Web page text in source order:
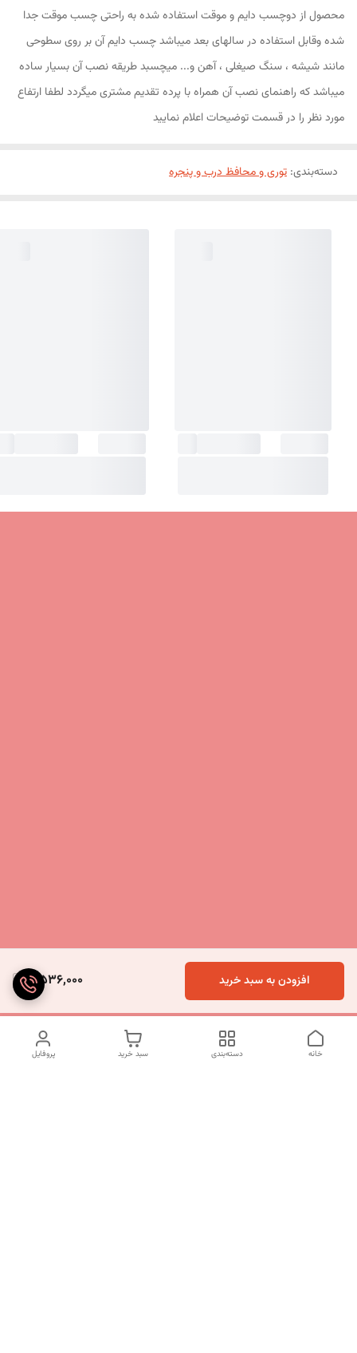
5,536,000 افزودن به سبد خرید
محصول از دوچسب دایم و موقت استفاده شده به راحتی چسب موقت جدا
شده وقابل استفاده در سالهای بعد میباشد چسب دایم آن بر روی سطوحی
مانند شیشه ، سنگ صیغلی ، آهن و... میچسبد طریقه نصب آن بسیار ساده
میباشد که راهنمای نصب آن همراه با پرده تقدیم مشتری میگردد لطفا ارتفاع
مورد نظر را در قسمت توضیحات اعلام نمایید
دسته‌بندی: توری و محافظ درب و پنجره
پروفایل سبد خرید دسته‌بندی خانه